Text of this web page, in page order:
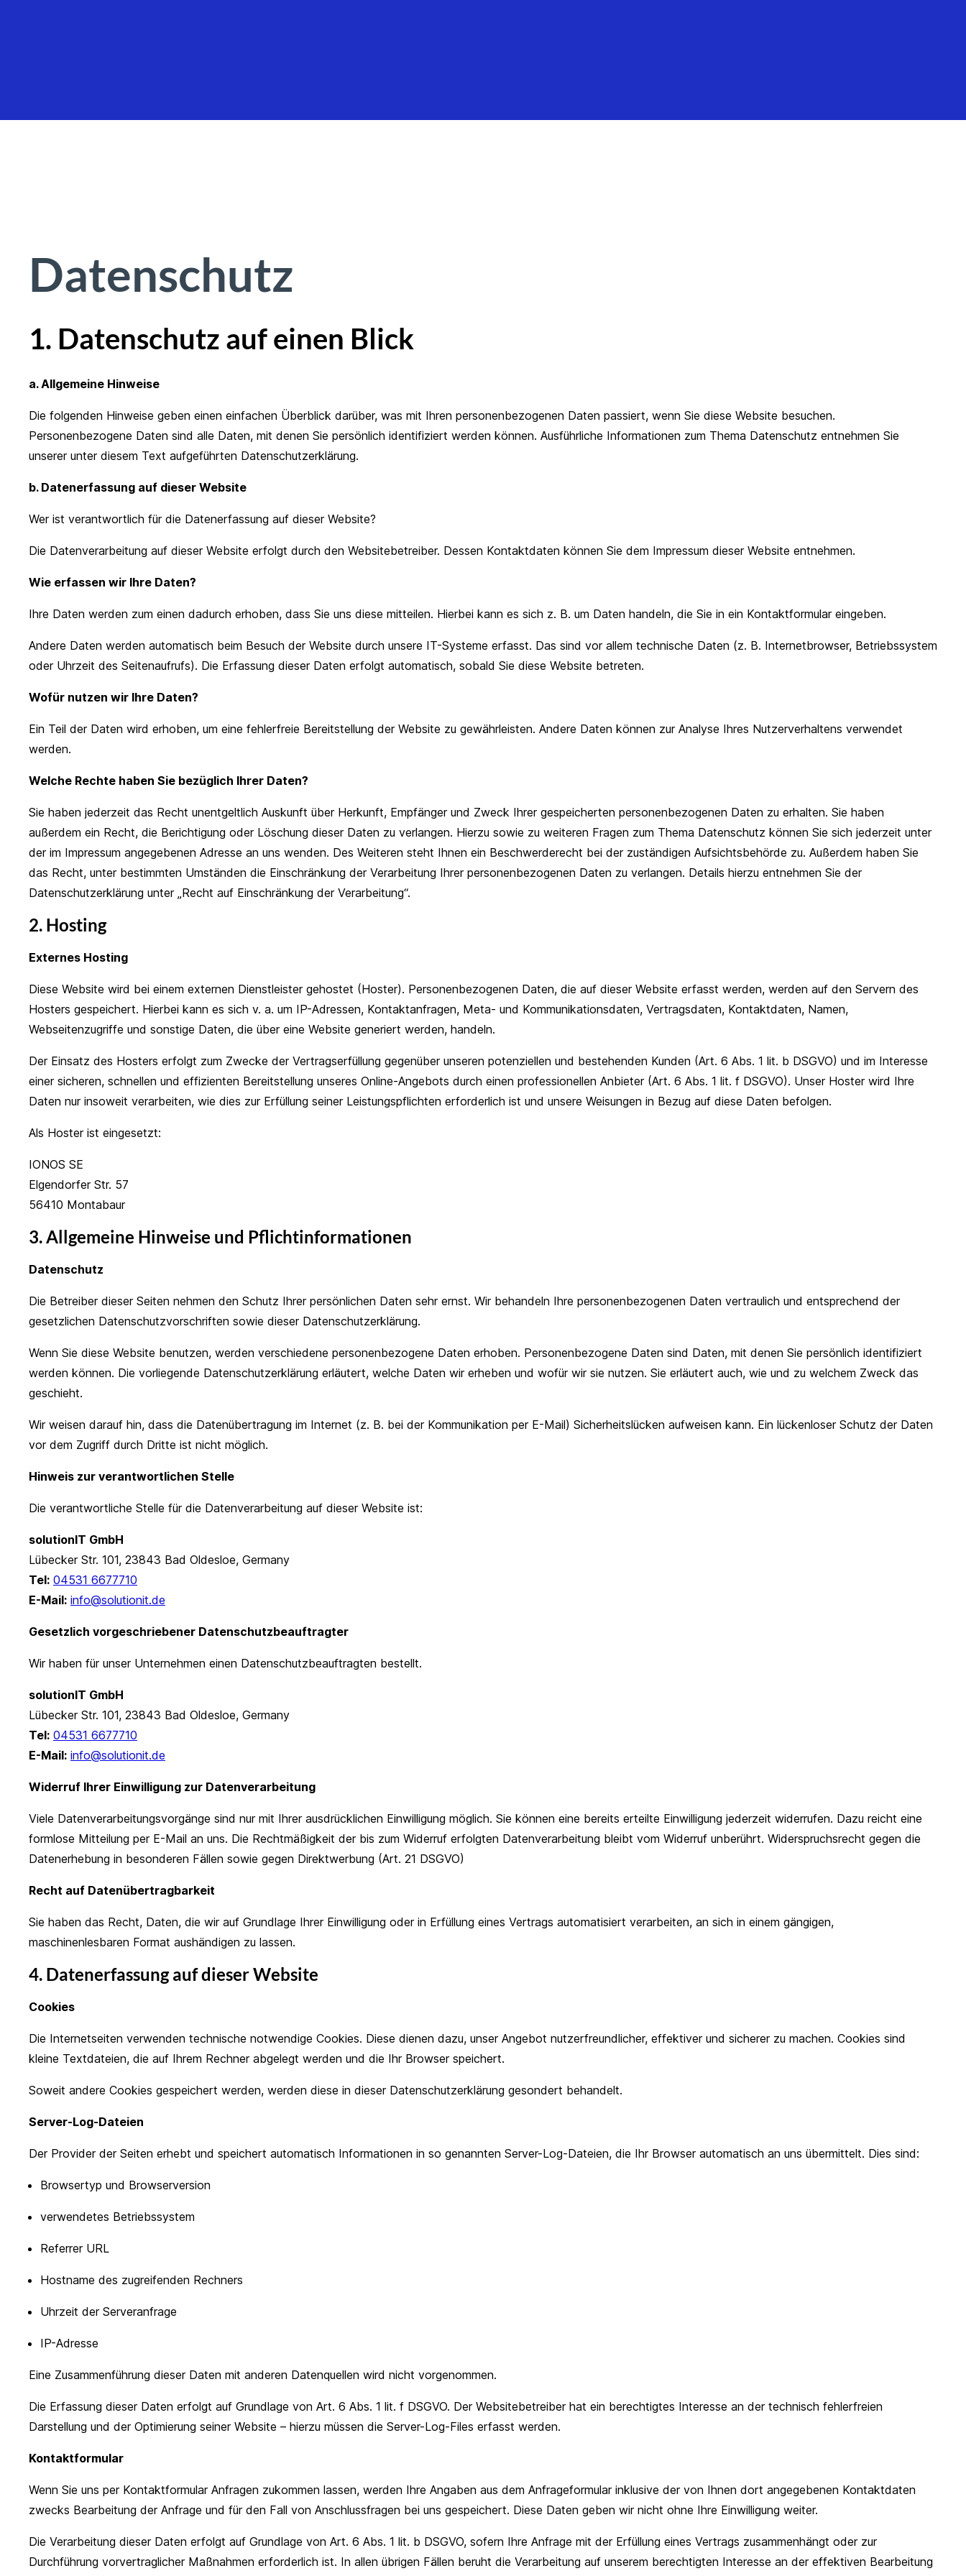
Datenschutz
1. Datenschutz auf einen Blick
a. Allgemeine Hinweise
Die folgenden Hinweise geben einen einfachen Überblick darüber, was mit Ihren personenbezogenen Daten passiert, wenn Sie diese Website besuchen.
Personenbezogene Daten sind alle Daten, mit denen Sie persönlich identifiziert werden können. Ausführliche Informationen zum Thema Datenschutz entnehmen Sie
unserer unter diesem Text aufgeführten Datenschutzerklärung.
b. Datenerfassung auf dieser Website
Wer ist verantwortlich für die Datenerfassung auf dieser Website?
Die Datenverarbeitung auf dieser Website erfolgt durch den Websitebetreiber. Dessen Kontaktdaten können Sie dem Impressum dieser Website entnehmen.
Wie erfassen wir Ihre Daten?
Ihre Daten werden zum einen dadurch erhoben, dass Sie uns diese mitteilen. Hierbei kann es sich z. B. um Daten handeln, die Sie in ein Kontaktformular eingeben.
Andere Daten werden automatisch beim Besuch der Website durch unsere IT-Systeme erfasst. Das sind vor allem technische Daten (z. B. Internetbrowser, Betriebssystem
oder Uhrzeit des Seitenaufrufs). Die Erfassung dieser Daten erfolgt automatisch, sobald Sie diese Website betreten.
Wofür nutzen wir Ihre Daten?
Ein Teil der Daten wird erhoben, um eine fehlerfreie Bereitstellung der Website zu gewährleisten. Andere Daten können zur Analyse Ihres Nutzerverhaltens verwendet
werden.
Welche Rechte haben Sie bezüglich Ihrer Daten?
Sie haben jederzeit das Recht unentgeltlich Auskunft über Herkunft, Empfänger und Zweck Ihrer gespeicherten personenbezogenen Daten zu erhalten. Sie haben
außerdem ein Recht, die Berichtigung oder Löschung dieser Daten zu verlangen. Hierzu sowie zu weiteren Fragen zum Thema Datenschutz können Sie sich jederzeit unter
der im Impressum angegebenen Adresse an uns wenden. Des Weiteren steht Ihnen ein Beschwerderecht bei der zuständigen Aufsichtsbehörde zu. Außerdem haben Sie
das Recht, unter bestimmten Umständen die Einschränkung der Verarbeitung Ihrer personenbezogenen Daten zu verlangen. Details hierzu entnehmen Sie der
Datenschutzerklärung unter „Recht auf Einschränkung der Verarbeitung“.
2. Hosting
Externes Hosting
Diese Website wird bei einem externen Dienstleister gehostet (Hoster). Personenbezogenen Daten, die auf dieser Website erfasst werden, werden auf den Servern des
Hosters gespeichert. Hierbei kann es sich v. a. um IP-Adressen, Kontaktanfragen, Meta- und Kommunikationsdaten, Vertragsdaten, Kontaktdaten, Namen,
Webseitenzugriffe und sonstige Daten, die über eine Website generiert werden, handeln.
Der Einsatz des Hosters erfolgt zum Zwecke der Vertragserfüllung gegenüber unseren potenziellen und bestehenden Kunden (Art. 6 Abs. 1 lit. b DSGVO) und im Interesse
einer sicheren, schnellen und effizienten Bereitstellung unseres Online-Angebots durch einen professionellen Anbieter (Art. 6 Abs. 1 lit. f DSGVO). Unser Hoster wird Ihre
Daten nur insoweit verarbeiten, wie dies zur Erfüllung seiner Leistungspflichten erforderlich ist und unsere Weisungen in Bezug auf diese Daten befolgen.
Als Hoster ist eingesetzt:
IONOS SE
Elgendorfer Str. 57
56410 Montabaur
3. Allgemeine Hinweise und Pflichtinformationen
Datenschutz
Die Betreiber dieser Seiten nehmen den Schutz Ihrer persönlichen Daten sehr ernst. Wir behandeln Ihre personenbezogenen Daten vertraulich und entsprechend der
gesetzlichen Datenschutzvorschriften sowie dieser Datenschutzerklärung.
Wenn Sie diese Website benutzen, werden verschiedene personenbezogene Daten erhoben. Personenbezogene Daten sind Daten, mit denen Sie persönlich identifiziert
werden können. Die vorliegende Datenschutzerklärung erläutert, welche Daten wir erheben und wofür wir sie nutzen. Sie erläutert auch, wie und zu welchem Zweck das
geschieht.
Wir weisen darauf hin, dass die Datenübertragung im Internet (z. B. bei der Kommunikation per E-Mail) Sicherheitslücken aufweisen kann. Ein lückenloser Schutz der Daten
vor dem Zugriff durch Dritte ist nicht möglich.
Hinweis zur verantwortlichen Stelle
Die verantwortliche Stelle für die Datenverarbeitung auf dieser Website ist:
solutionIT GmbH
Lübecker Str. 101, 23843 Bad Oldesloe, Germany
Tel: 04531 6677710
E-Mail: info@solutionit.de
Gesetzlich vorgeschriebener Datenschutzbeauftragter
Wir haben für unser Unternehmen einen Datenschutzbeauftragten bestellt.
solutionIT GmbH
Lübecker Str. 101, 23843 Bad Oldesloe, Germany
Tel: 04531 6677710
E-Mail: info@solutionit.de
Widerruf Ihrer Einwilligung zur Datenverarbeitung
Viele Datenverarbeitungsvorgänge sind nur mit Ihrer ausdrücklichen Einwilligung möglich. Sie können eine bereits erteilte Einwilligung jederzeit widerrufen. Dazu reicht eine
formlose Mitteilung per E-Mail an uns. Die Rechtmäßigkeit der bis zum Widerruf erfolgten Datenverarbeitung bleibt vom Widerruf unberührt. Widerspruchsrecht gegen die
Datenerhebung in besonderen Fällen sowie gegen Direktwerbung (Art. 21 DSGVO)
Recht auf Datenübertragbarkeit
Sie haben das Recht, Daten, die wir auf Grundlage Ihrer Einwilligung oder in Erfüllung eines Vertrags automatisiert verarbeiten, an sich in einem gängigen,
maschinenlesbaren Format aushändigen zu lassen.
4. Datenerfassung auf dieser Website
Cookies
Die Internetseiten verwenden technische notwendige Cookies. Diese dienen dazu, unser Angebot nutzerfreundlicher, effektiver und sicherer zu machen. Cookies sind
kleine Textdateien, die auf Ihrem Rechner abgelegt werden und die Ihr Browser speichert.
Soweit andere Cookies gespeichert werden, werden diese in dieser Datenschutzerklärung gesondert behandelt.
Server-Log-Dateien
Der Provider der Seiten erhebt und speichert automatisch Informationen in so genannten Server-Log-Dateien, die Ihr Browser automatisch an uns übermittelt. Dies sind:
Browsertyp und Browserversion
verwendetes Betriebssystem
Referrer URL
Hostname des zugreifenden Rechners
Uhrzeit der Serveranfrage
IP-Adresse
Eine Zusammenführung dieser Daten mit anderen Datenquellen wird nicht vorgenommen.
Die Erfassung dieser Daten erfolgt auf Grundlage von Art. 6 Abs. 1 lit. f DSGVO. Der Websitebetreiber hat ein berechtigtes Interesse an der technisch fehlerfreien
Darstellung und der Optimierung seiner Website – hierzu müssen die Server-Log-Files erfasst werden.
Kontaktformular
Wenn Sie uns per Kontaktformular Anfragen zukommen lassen, werden Ihre Angaben aus dem Anfrageformular inklusive der von Ihnen dort angegebenen Kontaktdaten
zwecks Bearbeitung der Anfrage und für den Fall von Anschlussfragen bei uns gespeichert. Diese Daten geben wir nicht ohne Ihre Einwilligung weiter.
Die Verarbeitung dieser Daten erfolgt auf Grundlage von Art. 6 Abs. 1 lit. b DSGVO, sofern Ihre Anfrage mit der Erfüllung eines Vertrags zusammenhängt oder zur
Durchführung vorvertraglicher Maßnahmen erforderlich ist. In allen übrigen Fällen beruht die Verarbeitung auf unserem berechtigten Interesse an der effektiven Bearbeitung